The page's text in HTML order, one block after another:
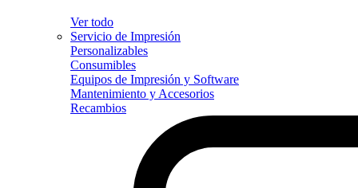
Ver todo
Servicio de Impresión
Personalizables
Consumibles
Equipos de Impresión y Software
Mantenimiento y Accesorios
Recambios